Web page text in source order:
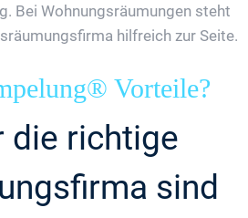
Bei Wohnungsräumungen steht
hilfreich zur Seite.
Vorteile?
die richtige
sind